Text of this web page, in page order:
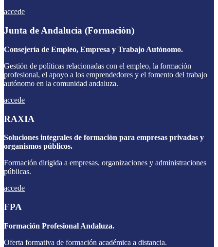
accede
Junta de Andalucía (Formación)
Consejería de Empleo, Empresa y Trabajo Autónomo.
Gestión de políticas relacionadas con el empleo, la formación
profesional, el apoyo a los emprendedores y el fomento del trabajo
autónomo en la comunidad andaluza.
accede
RAXIA
Soluciones integrales de formación para empresas privadas y
organismos públicos.
Formación dirigida a empresas, organizaciones y administraciones
públicas.
accede
FPA
Formación Profesional Andaluza.
Oferta formativa de formación académica a distancia.